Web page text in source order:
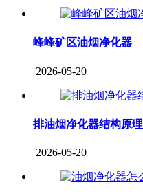
峰峰矿区油烟净化器
2026-05-20
排油烟净化器结构原理
2026-05-20